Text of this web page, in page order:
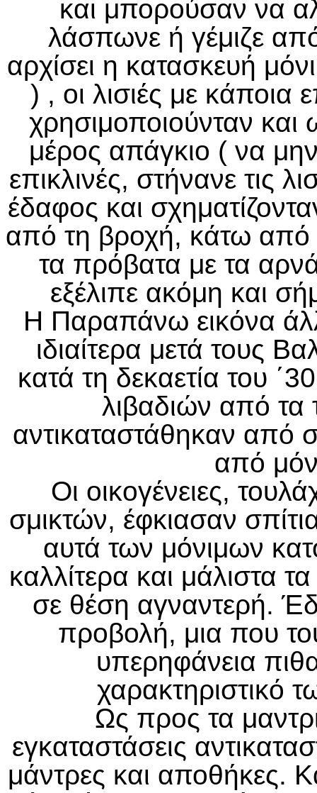
και μπορούσαν να
λάσπωνε ή γέμιζε
αρχίσει η κατασκευή
) , οι λισιές με
χρησιμοποιούνταν και
μέρος απάγκιο ( να
επικλινές, στήνανε τις
έδαφος και
από τη βροχή, κάτω από
τα πρόβατα με τα
εξέλιπε ακόμη και
Η Παραπάνω εικόνα
ιδιαίτερα μετά τους
κατά τη δεκαετία του
λιβαδιών από τα
αντικαταστάθηκαν από
από
Οι οικογένειες,
σμικτών, έφκιασαν
αυτά των μόνιμων
καλλίτερα και μάλιστα
σε θέση αγναντερή.
προβολή, μια που
υπερηφάνεια
χαρακτηριστικό
Ως προς τα
εγκαταστάσεις
μάντρες και αποθήκες.